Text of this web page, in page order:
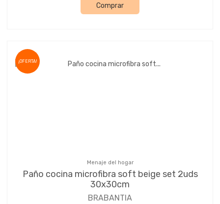
Comprar
¡OFERTA!
Menaje del hogar
Paño cocina microfibra soft beige set 2uds
30x30cm
BRABANTIA